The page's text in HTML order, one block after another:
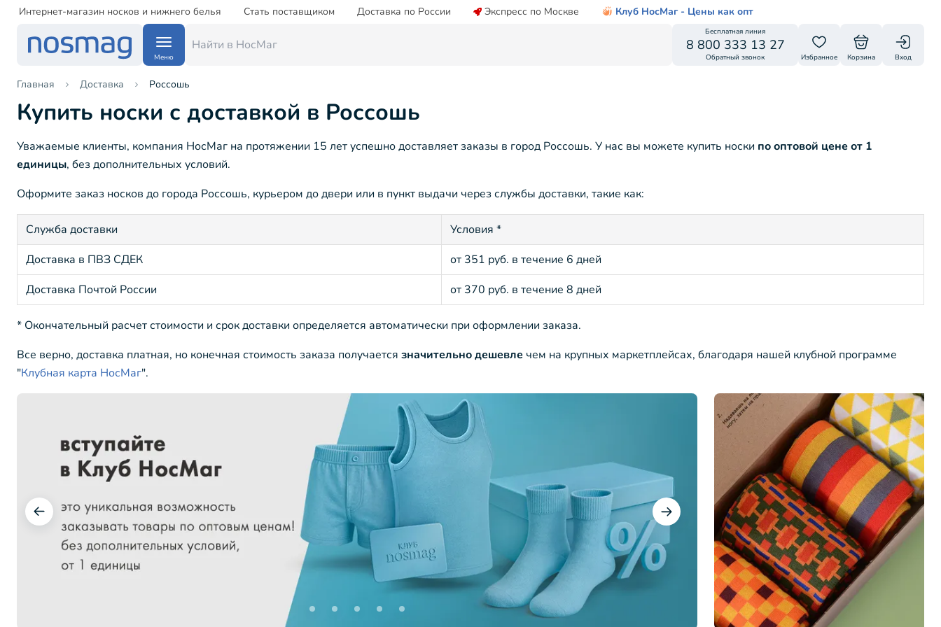
Интернет-магазин носков и нижнего белья Стать поставщиком Доставка по России Экспресс по Москве Клуб НосМаг - Цены как опт
Меню
Бесплатная линия
8 800 333 13 27
Обратный звонок Избранное Корзина Вход
Главная Доставка Россошь
Купить носки с доставкой в Россошь
Уважаемые клиенты, компания НосМаг на протяжении 15 лет успешно доставляет заказы в город Россошь. У нас вы можете купить носки по оптовой цене от 1
единицы, без дополнительных условий.
Оформите заказ носков до города Россошь, курьером до двери или в пункт выдачи через службы доставки, такие как:
Служба доставки
Условия *
Доставка в ПВЗ СДЕК
от 351 руб. в течение 6 дней
Доставка Почтой России
от 370 руб. в течение 8 дней
* Окончательный расчет стоимости и срок доставки определяется автоматически при оформлении заказа.
Все верно, доставка платная, но конечная стоимость заказа получается значительно дешевле чем на крупных маркетплейсах, благодаря нашей клубной программе
"Клубная карта НосМаг".